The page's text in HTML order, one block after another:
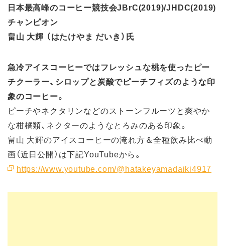
日本最高峰のコーヒー競技会JBrC(2019)/JHDC(2019)
チャンピオン
畠山 大輝 （はたけやま だいき）氏
急冷アイスコーヒーではフレッシュな桃を使ったピー
チクーラー、シロップと炭酸でピーチフィズのような印
象のコーヒー。
ピーチやネクタリンなどのストーンフルーツと爽やか
な柑橘類、ネクターのようなとろみのある印象。
畠山 大輝のアイスコーヒーの淹れ方＆全種飲み比べ動
画（近日公開）は下記YouTubeから。
https://www.youtube.com/@hatakeyamadaiki4917